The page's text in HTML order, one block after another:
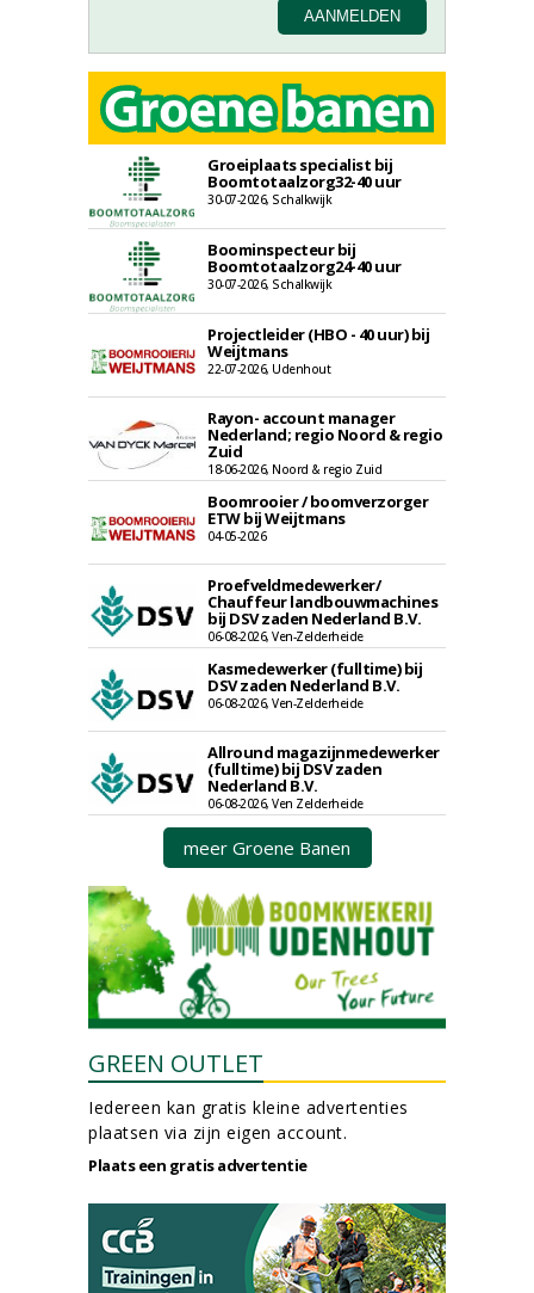
Groeiplaats specialist bij
Boomtotaalzorg32-40 uur
30-07-2026, Schalkwijk
Boominspecteur bij
Boomtotaalzorg24-40 uur
30-07-2026, Schalkwijk
Projectleider (HBO - 40 uur) bij
Weijtmans
22-07-2026, Udenhout
Rayon- account manager
Nederland; regio Noord & regio
Zuid
18-06-2026, Noord & regio Zuid
Boomrooier / boomverzorger
ETW bij Weijtmans
04-05-2026
Proefveldmedewerker/
Chauffeur landbouwmachines
bij DSV zaden Nederland B.V.
06-08-2026, Ven-Zelderheide
Kasmedewerker (fulltime) bij
DSV zaden Nederland B.V.
06-08-2026, Ven-Zelderheide
Allround magazijnmedewerker
(fulltime) bij DSV zaden
Nederland B.V.
06-08-2026, Ven Zelderheide
meer Groene Banen
GREEN OUTLET
Iedereen kan gratis kleine advertenties
plaatsen via zijn eigen account.
Plaats een gratis advertentie